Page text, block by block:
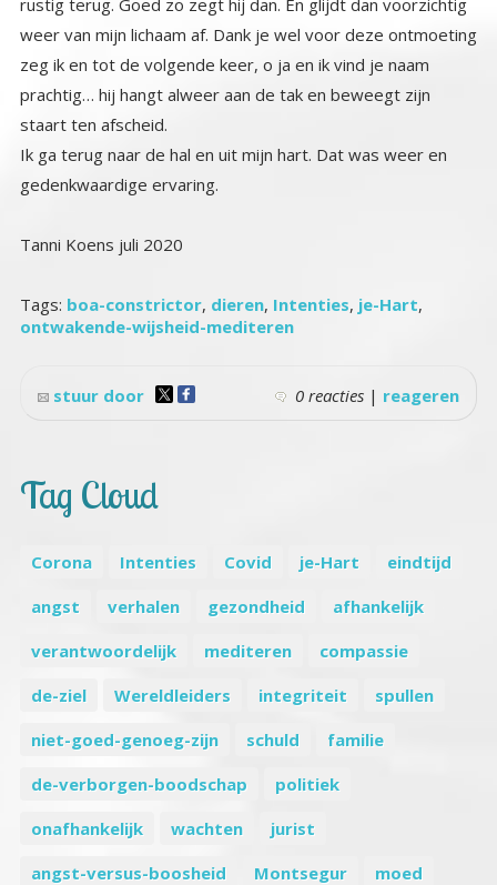
staart ten afscheid.
Ik ga terug naar de hal en uit mijn hart. Dat was weer en
gedenkwaardige ervaring.
Tanni Koens juli 2020
Tags: boa-constrictor, dieren, Intenties, je-Hart,
ontwakende-wijsheid-mediteren
0 reacties | reageren
stuur door
Tag Cloud
Corona Intenties Covid je-Hart
eindtijd
angst
verhalen gezondheid
afhankelijk
verantwoordelijk
mediteren
compassie
de-ziel
Wereldleiders integriteit
spullen
niet-goed-genoeg-zijn
schuld
familie
de-verborgen-boodschap
politiek
onafhankelijk
wachten
jurist
angst-versus-boosheid
Montsegur
moed